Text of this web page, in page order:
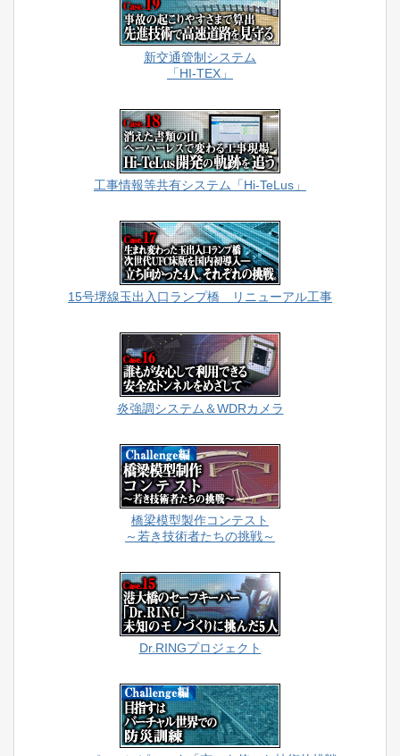
新交通管制システム
「HI-TEX」
工事情報等共有システム「Hi-TeLus」
15号堺線玉出入口ランプ橋 リニューアル工事
炎強調システム＆WDRカメラ
橋梁模型製作コンテスト
～若き技術者たちの挑戦～
Dr.RINGプロジェクト